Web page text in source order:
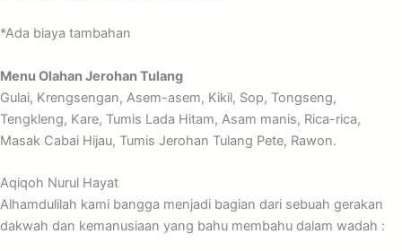
*Ada biaya tambahan
Menu Olahan Jerohan Tulang
Gulai, Krengsengan, Asem-asem, Kikil, Sop, Tongseng,
Tengkleng, Kare, Tumis Lada Hitam, Asam manis, Rica-rica,
Masak Cabai Hijau, Tumis Jerohan Tulang Pete, Rawon.
Aqiqoh Nurul Hayat
Alhamdulilah kami bangga menjadi bagian dari sebuah gerakan
dakwah dan kemanusiaan yang bahu membahu dalam wadah :